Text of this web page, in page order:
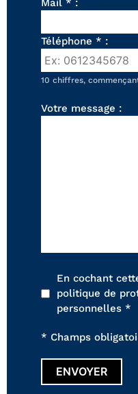
Voir tous les
Mail * :
Téléphone * :
10 chiffres,
Votre message :
En cochant
politique de
personnelles *
* Champs